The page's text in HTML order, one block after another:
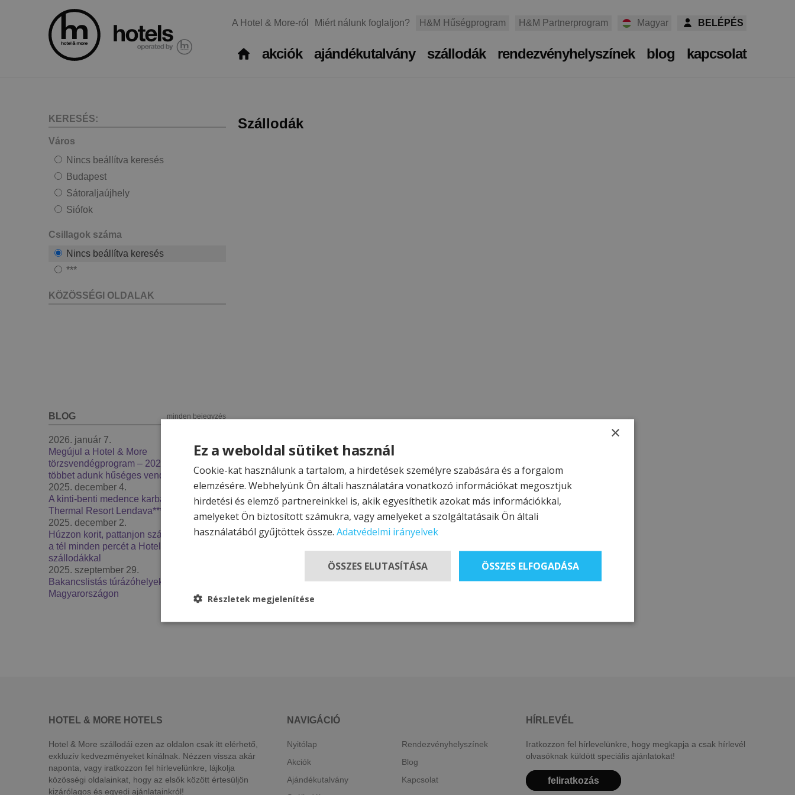
A Hotel & More-ról Miért nálunk foglaljon? H&M Hűségprogram H&M Partnerprogram Magyar BELÉPÉS
akciók ajándékutalvány szállodák rendezvényhelyszínek blog kapcsolat
Szállodák
KERESÉS:
Város
Nincs beállítva keresés
Budapest
Sátoraljaújhely
Siófok
Csillagok száma
Nincs beállítva keresés
***
KÖZÖSSÉGI OLDALAK
BLOG minden bejegyzés
2026. január 7.
Megújul a Hotel & More
törzsvendégprogram – 2026-ban még
többet adunk hűséges vendégeinknek
2025. december 4.
A kinti-benti medence karbantartás -
Thermal Resort Lendava***
2025. december 2.
Húzzon korit, pattanjon szánkóra – Élje át
a tél minden percét a Hotel & More
szállodákkal
2025. szeptember 29.
Bakancslistás túrázóhelyek
Magyarországon
HOTEL & MORE HOTELS
Hotel & More szállodái ezen az oldalon csak itt elérhető,
exkluzív kedvezményeket kínálnak. Nézzen vissza akár
naponta, vagy iratkozzon fel hírlevelünkre, lájkolja
közösségi oldalainkat, hogy az elsők között értesüljön
kizárólagos és egyedi ajánlatainkról!
NAVIGÁCIÓ
Nyitólap
Akciók
Ajándékutalvány
Rendezvényhelyszínek
Blog
Kapcsolat
HÍRLEVÉL
Iratkozzon fel hírlevelünkre, hogy megkapja a csak hírlevél
olvasóknak küldött speciális ajánlatokat!
feliratkozás
×
Ez a weboldal sütiket használ
Cookie-kat használunk a tartalom, a hirdetések személyre szabására és a forgalom
elemzésére. Webhelyünk Ön általi használatára vonatkozó információkat megosztjuk
hirdetési és elemző partnereinkkel is, akik egyesíthetik azokat más információkkal,
amelyeket Ön biztosított számukra, vagy amelyeket a szolgáltatásaik Ön általi
használatából gyűjtöttek össze. Adatvédelmi irányelvek
ÖSSZES ELFOGADÁSA
ÖSSZES ELUTASÍTÁSA
Részletek megjelenítése